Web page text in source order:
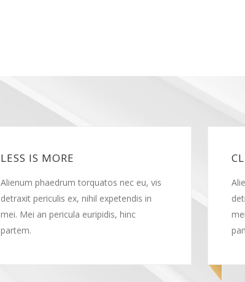
LESS IS MORE
Alienum phaedrum torquatos nec eu, vis
detraxit periculis ex, nihil expetendis in
mei. Mei an pericula euripidis, hinc
partem.